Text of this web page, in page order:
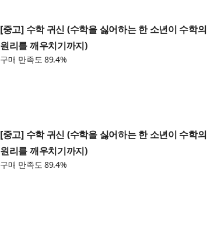
[중고] 수학 귀신 (수학을 싫어하는 한 소년이 수학의
원리를 깨우치기까지)
구매 만족도 89.4%
[중고] 수학 귀신 (수학을 싫어하는 한 소년이 수학의
원리를 깨우치기까지)
구매 만족도 89.4%